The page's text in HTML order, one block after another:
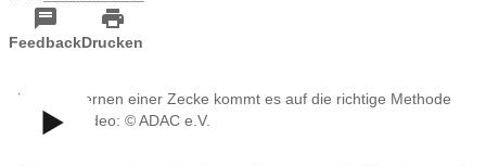
FeedbackDrucken
Beim Entfernen einer Zecke kommt es auf die richtige Methode
an ∙ Bild/Video: © ADAC e.V.